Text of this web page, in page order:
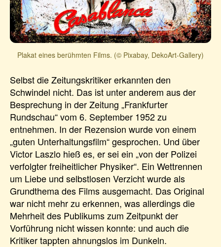
Plakat eines berühmten Films. (© Pixabay, DekoArt-Gallery)
Selbst die Zeitungskritiker erkannten den
Schwindel nicht. Das ist unter anderem aus der
Besprechung in der Zeitung „Frankfurter
Rundschau“ vom 6. September 1952 zu
entnehmen. In der Rezension wurde von einem
„guten Unterhaltungsfilm“ gesprochen. Und über
Victor Laszlo hieß es, er sei ein „von der Polizei
verfolgter freiheitlicher Physiker“. Ein Wettrennen
um Liebe und selbstlosen Verzicht wurde als
Grundthema des Films ausgemacht. Das Original
war nicht mehr zu erkennen, was allerdings die
Mehrheit des Publikums zum Zeitpunkt der
Vorführung nicht wissen konnte: und auch die
Kritiker tappten ahnungslos im Dunkeln.